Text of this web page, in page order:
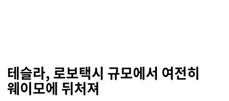
테슬라, 로보택시 규모에서 여전히
웨이모에 뒤처져